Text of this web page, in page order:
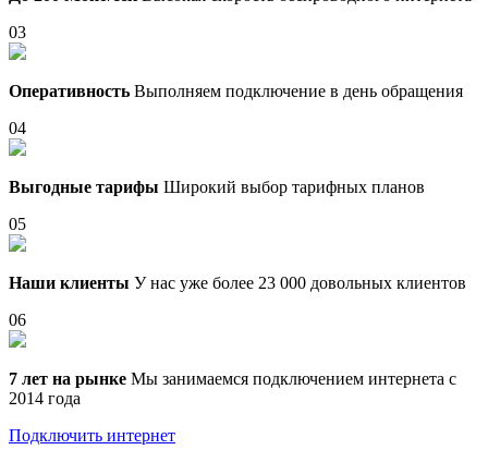
03
Оперативность Выполняем подключение в день обращения
04
Выгодные тарифы Широкий выбор тарифных планов
05
Наши клиенты У нас уже более 23 000 довольных клиентов
06
7 лет на рынке Мы занимаемся подключением интернета с
2014 года
Подключить интернет